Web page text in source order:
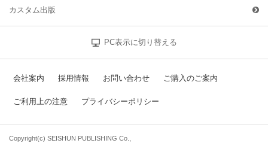
カスタム出版
PC表示に切り替える
会社案内 採用情報 お問い合わせ ご購入のご案内
ご利用上の注意 プライバシーポリシー
Copyright(c) SEISHUN PUBLISHING Co.,